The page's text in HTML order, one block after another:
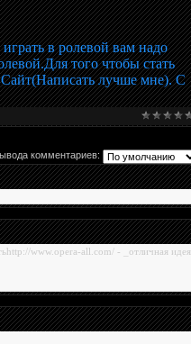
в ролевой вам надо
того чтобы стать
лучше мне). С
комментариев:
www.opera-all.com/ - _отличная идея,